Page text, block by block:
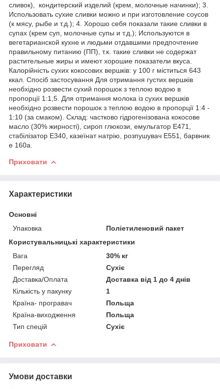
сливок), кондитерский изделий (крем, молочные начинки); 3.
Использовать сухие сливки можно и при изготовление соусов
(к мясу, рыбе и т.д.); 4. Хорошо себя показали такие сливки в
супах (крем суп, молочные супы и т.д.); Используются в
вегетарианской кухне и людьми отдавшими предпочтение
правильному питанию (ПП), т.к. такие сливки не содержат
растительные жиры и имеют хорошие показатели вкуса.
Калорійність сухих кокосових вершків: у 100 г міститься 643
ккал. Спосіб застосування Для отримання густих вершків
необхідно розвести сухий порошок з теплою водою в
пропорції 1:1,5. Для отримання молока із сухих вершків
необхідно розвести порошок з теплою водою в пропорції 1:4 -
1:10 (за смаком). Склад: частково гідрогенізована кокосове
масло (30% жирності), сироп глюкози, емульгатор Е471,
стабілізатор E340, казеїнат натрію, розпушувач Е551, барвник
e 160a.
Приховати
Характеристики
Основні
Упаковка
Поліетиленовий пакет
Користувальницькі характеристики
Вага
30% кг
Перегляд
Сухіє
Доставка/Оплата
Доставка від 1 до 4 днів
Кількість у пакунку
1
Країна- програвач
Польща
Країна-виходження
Польща
Тип спецій
Сухіє
Приховати
Умови доставки